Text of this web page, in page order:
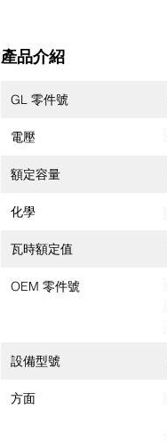
產品介紹
GL 零件號
電壓
額定容量
化學
瓦時額定值
OEM 零件號
設備型號
方面